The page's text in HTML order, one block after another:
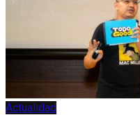
Actualidad